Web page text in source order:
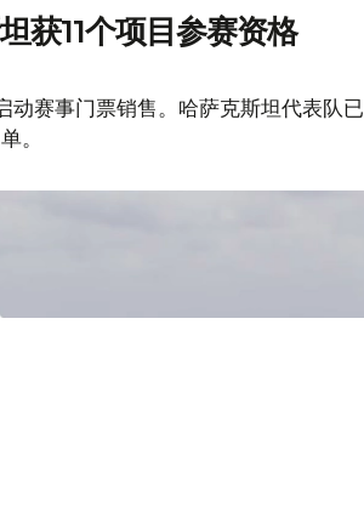
获11个项目参赛资格
动赛事门票销售。哈萨克斯坦代表队已
。